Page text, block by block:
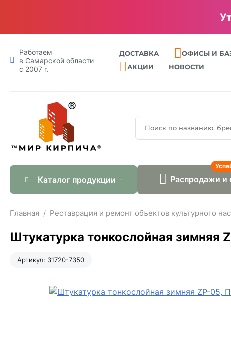
Работаем
в Самарской области
с 2007 г.
ДОСТАВКА ОФИСЫ И
АКЦИИ НОВОСТИ
Каталог продукции Распродажи и
Главная / Реставрация и ремонт объектов культурного
Штукатурка тонкослойная зимняя
Артикул: 31720-7350